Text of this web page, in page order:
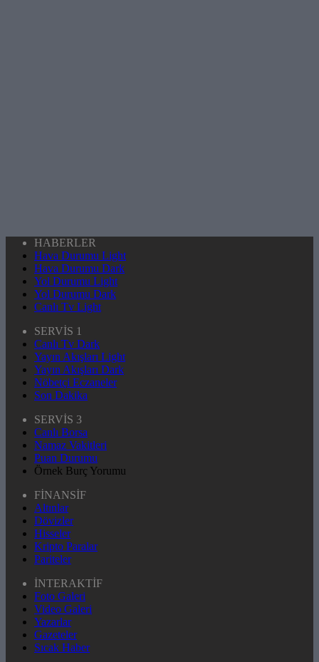
HABERLER
Hava Durumu Light
Hava Durumu Dark
Yol Durumu Light
Yol Durumu Dark
Canlı Tv Light
SERVİS 1
Canlı Tv Dark
Yayın Akışları Light
Yayın Akışları Dark
Nöbetçi Eczaneler
Son Dakika
SERVİS 3
Canlı Borsa
Namaz Vakitleri
Puan Durumu
Örnek Burç Yorumu
FİNANSİF
Altınlar
Dövizler
Hisseler
Kripto Paralar
Pariteler
İNTERAKTİF
Foto Galeri
Video Galeri
Yazarlar
Gazeteler
Sıcak Haber